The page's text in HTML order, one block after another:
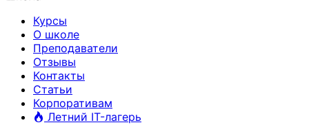
Курсы
О школе
Преподаватели
Отзывы
Контакты
Статьи
Корпоративам
Летний IT-лагерь